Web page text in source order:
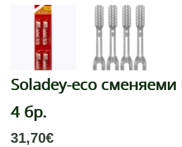
Soladey-eco сменяеми
4 бр.
31,70€